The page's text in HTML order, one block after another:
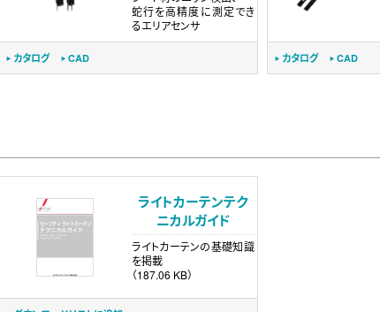
蛇行を高精度に測定でき
るエリアセンサ
カタログ CAD カタログ CAD
ライトカーテンテク
ニカルガイド
ライトカーテンの基礎知識
を掲載
（187.06 KB）